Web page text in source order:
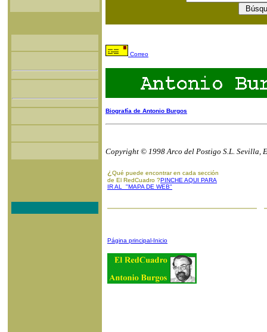
Correo
Biografía de Antonio Burgos
Copyright © 1998 Arco del Postigo S.L. Sevilla,
¿ Qué puede encontrar en cada sección
de El RedCuadro ?PINCHE AQUI PARA
IR AL "MAPA DE WEB"
Página principal-Inicio